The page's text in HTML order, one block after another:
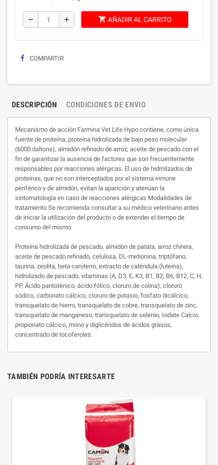
remove add shopping_cart AÑADIR AL CARRITO
COMPARTIR
DESCRIPCIÓN CONDICIONES DE ENVIO
Mecanismo de acción Farmina Vet Life Hypo contiene, como única
fuente de proteína, proteína hidrolizada de bajo peso molecular
(6000 daltons), almidón refinado de arroz, aceite de pescado con el
fin de garantizar la ausencia de factores que son frecuentemente
responsables por reacciones alérgicas. El uso de hidrolizados de
proteínas, que no son interceptados por el sistema inmune
periférico y de almidón, evitan la aparición y atenúan la
sintomatología en caso de reacciones alérgicas Modalidades de
tratamiento Se recomienda consultar a su médico veterinario antes
de iniciar la utilización del producto o de extender el tiempo de
consumo del mismo
Proteína hidrolizada de pescado, almidón de patata, arroz chirera,
aceite de pescado refinado, celulosa, DL-metionina, triptófano,
taurina, zeolita, beta caroteno, extracto de caléndula (luteína),
hidrolizado de pescado, vitaminas (A, D3, E, K3, B1, B2, B6, B12, C, H,
PP, Ácido pantoténico, ácido fólico, cloruro de colina), cloruro
sódico, carbonato cálcico, cloruro de potasio, fosfato dicálcico,
transquelato de hierro, transquelato de cobre, transquelato de zinc,
transquelato de manganeso, transquelato de selenio, Iodate Calcio,
propionato cálcico, mono y diglicéridos de ácidos grasos,
concentrado de tocoferoles.
TAMBIÉN PODRÍA INTERESARTE